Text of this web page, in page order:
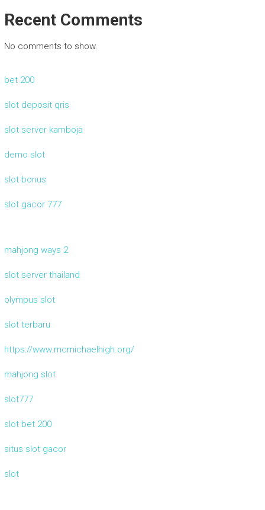
Recent Comments
No comments to show.
bet 200
slot deposit qris
slot server kamboja
demo slot
slot bonus
slot gacor 777
mahjong ways 2
slot server thailand
olympus slot
slot terbaru
https://www.mcmichaelhigh.org/
mahjong slot
slot777
slot bet 200
situs slot gacor
slot